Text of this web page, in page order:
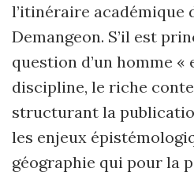
l’itinéraire académique
Demangeon. S’il est
question d’un homme «
discipline, le riche
structurant la
les enjeux
géographie qui pour la